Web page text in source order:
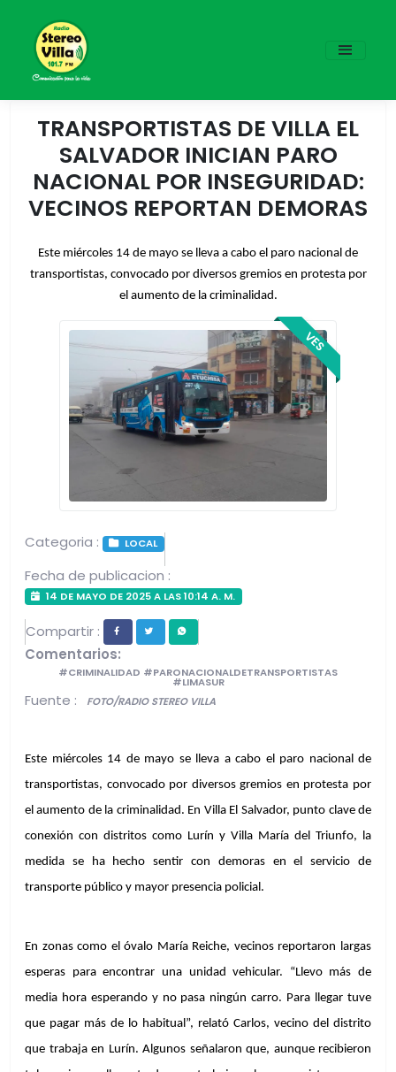
TRANSPORTISTAS DE VILLA EL
SALVADOR INICIAN PARO
NACIONAL POR INSEGURIDAD:
VECINOS REPORTAN DEMORAS
Este miércoles 14 de mayo se lleva a cabo el paro nacional de
transportistas, convocado por diversos gremios en protesta por
el aumento de la criminalidad.
VES
Categoria : LOCAL
Fecha de publicacion :
14 DE MAYO DE 2025 A LAS 10:14 A. M.
Compartir :
Comentarios:
#CRIMINALIDAD #PARONACIONALDETRANSPORTISTAS
#LIMASUR
Fuente : FOTO/RADIO STEREO VILLA
Este miércoles 14 de mayo se lleva a cabo el paro nacional de
transportistas, convocado por diversos gremios en protesta por
el aumento de la criminalidad. En Villa El Salvador, punto clave de
conexión con distritos como Lurín y Villa María del Triunfo, la
medida se ha hecho sentir con demoras en el servicio de
transporte público y mayor presencia policial.
En zonas como el óvalo María Reiche, vecinos reportaron largas
esperas para encontrar una unidad vehicular. “Llevo más de
media hora esperando y no pasa ningún carro. Para llegar tuve
que pagar más de lo habitual”, relató Carlos, vecino del distrito
que trabaja en Lurín. Algunos señalaron que, aunque recibieron